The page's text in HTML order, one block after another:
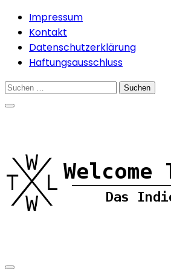
Skip
content
Impressum
Kontakt
Datenschutzerklärung
Haftungsausschluss
Suchen
nach: